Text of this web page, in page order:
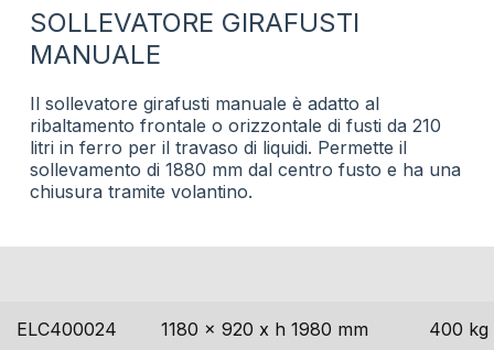
SOLLEVATORE GIRAFUSTI
MANUALE
Il sollevatore girafusti manuale è adatto al
ribaltamento frontale o orizzontale di fusti da 210
litri in ferro per il travaso di liquidi. Permette il
sollevamento di 1880 mm dal centro fusto e ha una
chiusura tramite volantino.
ELC400024 1180 x 920 x h 1980 mm 400 kg